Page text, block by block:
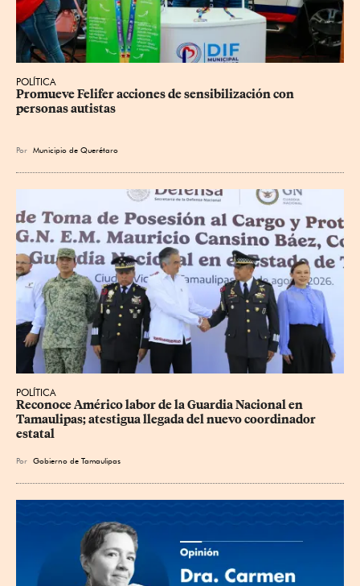
POLÍTICA
Promueve Felifer acciones de sensibilización con
personas autistas
Por Municipio de Querétaro
POLÍTICA
Reconoce Américo labor de la Guardia Nacional en
Tamaulipas; atestigua llegada del nuevo coordinador
estatal
Por Gobierno de Tamaulipas